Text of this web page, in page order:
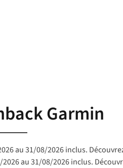
Garmin
au 31/08/2026 inclus.
au 31/08/2026 inclus.